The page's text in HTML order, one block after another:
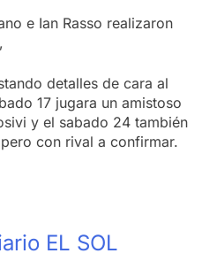
e Ian Rasso realizaron
detalles de cara al
17 jugara un amistoso
y el sabado 24 también
con rival a confirmar.
EL SOL